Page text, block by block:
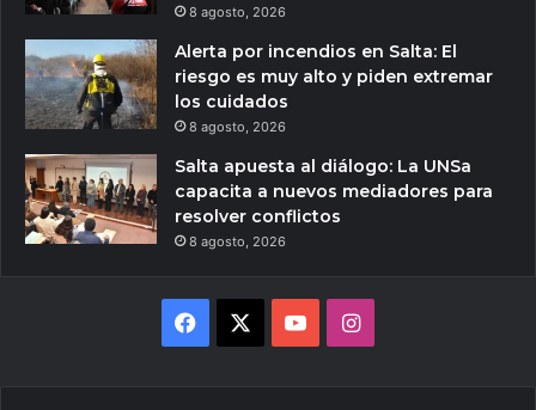
8 agosto, 2026
Alerta por incendios en Salta: El
riesgo es muy alto y piden extremar
los cuidados
8 agosto, 2026
Salta apuesta al diálogo: La UNSa
capacita a nuevos mediadores para
resolver conflictos
8 agosto, 2026
Facebook YouTubeInstagram